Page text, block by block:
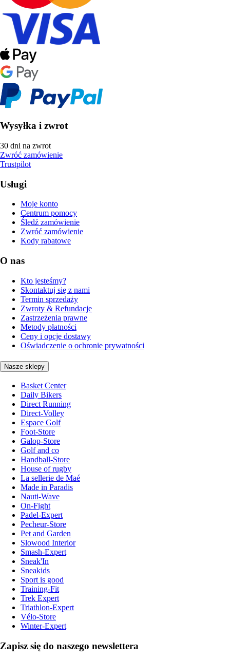
Wysyłka i zwrot
30 dni na zwrot
Zwróć zamówienie
Trustpilot
Usługi
Moje konto
Centrum pomocy
Śledź zamówienie
Zwróć zamówienie
Kody rabatowe
O nas
Kto jesteśmy?
Skontaktuj się z nami
Termin sprzedaży
Zwroty & Refundacje
Zastrzeżenia prawne
Metody płatności
Ceny i opcje dostawy
Oświadczenie o ochronie prywatności
Nasze sklepy
Basket Center
Daily Bikers
Direct Running
Direct-Volley
Espace Golf
Foot-Store
Galop-Store
Golf and co
Handball-Store
House of rugby
La sellerie de Maé
Made in Paradis
Nauti-Wave
On-Fight
Padel-Expert
Pecheur-Store
Pet and Garden
Slowood Interior
Smash-Expert
Sneak'In
Sneakids
Sport is good
Training-Fit
Trek Expert
Triathlon-Expert
Vélo-Store
Winter-Expert
Zapisz się do naszego newslettera